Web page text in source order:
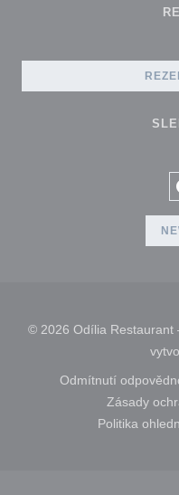
© 2026 Odília
Odmítnutí
Zásady
Politika